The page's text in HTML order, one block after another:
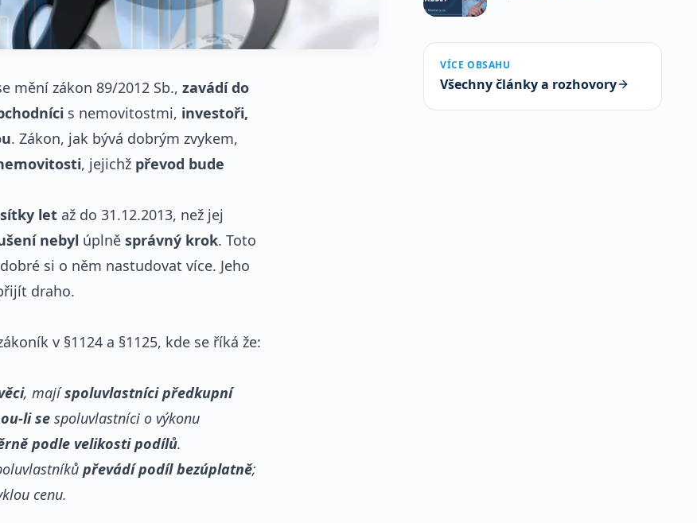
mění zákon 89/2012 Sb., zavádí do
s nemovitostmi, investoři,
. Zákon, jak bývá dobrým zvykem,
, jejichž převod bude
let až do 31.12.2013, než jej
nebyl úplně správný krok. Toto
si o něm nastudovat více. Jeho
draho.
v §1124 a §1125, kde se říká že:
, majíspoluvlastníci předkupní
li se spoluvlastníci o výkonu
podle velikosti podílů.
převádí podíl bezúplatně;
cenu.
VÍCE OBSAHU
Všechny články a rozhovory